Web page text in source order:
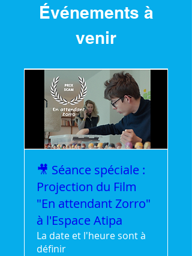
Événements à
venir
🎥 Séance spéciale :
Projection du Film
"En attendant Zorro"
à l'Espace Atipa
La date et l'heure sont à
définir